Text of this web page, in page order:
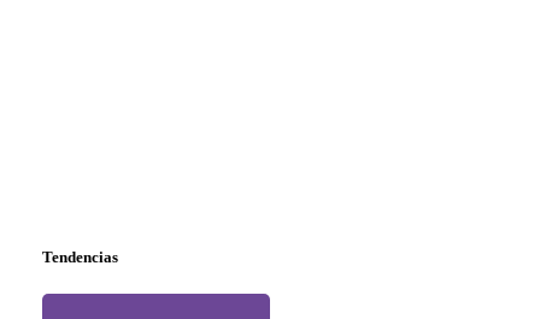
Tendencias